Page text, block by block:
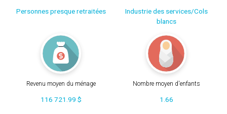
Personnes presque retraitées
Industrie des services/Cols
blancs
Revenu moyen du ménage
116 721.99 $
Nombre moyen d'enfants
1.66